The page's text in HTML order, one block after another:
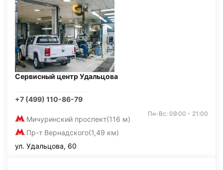
Сервисный центр Удальцова
+7 (499) 110-86-79
Мичуринский проспект(116 м)
Пр-т Вернадского(1,49 км)
Пн-Вс: 09:00 - 21:00
ул. Удальцова, 60